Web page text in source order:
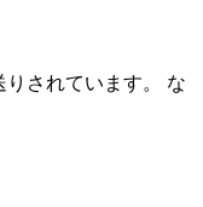
りされています。 な